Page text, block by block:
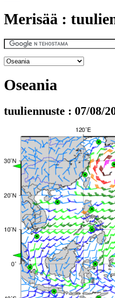
Merisää :
Oseania
tuuliennuste : 07/08/